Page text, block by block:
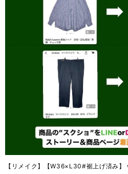
【リメイク】【W36×L30#裾上げ済み